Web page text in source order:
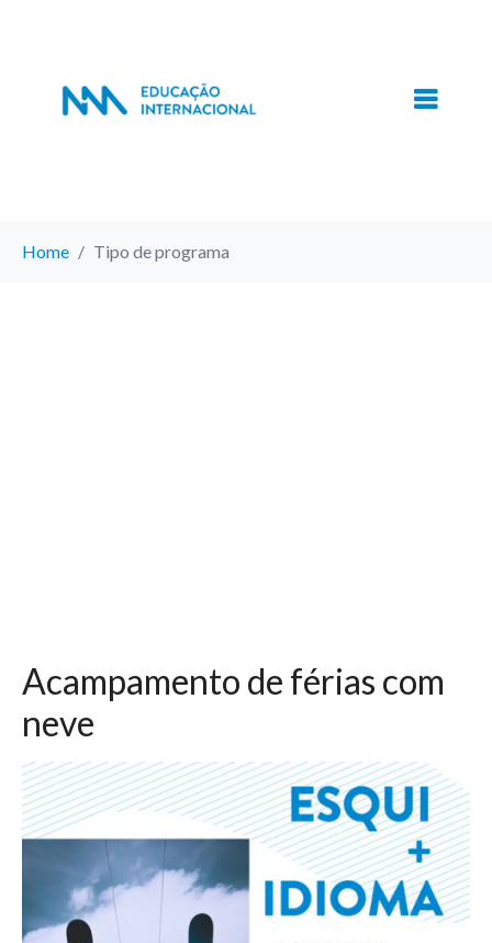
Home Tipo de programa
Acampamento de férias com
neve